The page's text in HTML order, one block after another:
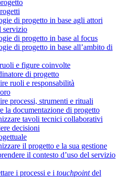
di progetto in base agli attori
servizio
di progetto in base al focus
di progetto in base all’ambito di
e figure coinvolte
di progetto
ruoli e responsabilità
processi, strumenti e rituali
la documentazione di progetto
tavoli tecnici collaborativi
decisioni
il progetto e la sua gestione
il contesto d’uso del servizio
i processi e i touchpointdel